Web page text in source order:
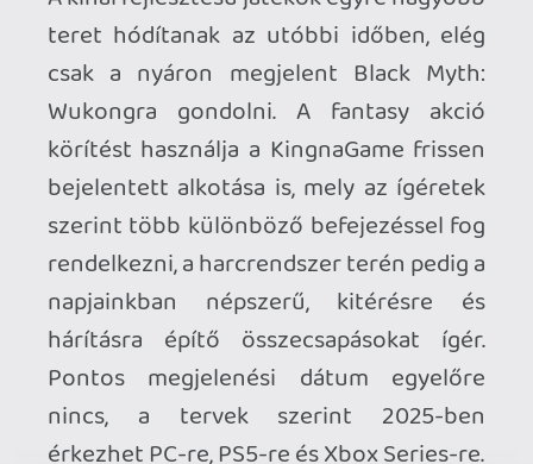
A Pocketpair részleteket közölt a
Palworld-perről.Ahogy arról korábban
beszámoltunk, a Nintendo és a Pokémon
Company keresetet nyújtottak be,
amiben szabadalomsértéssel vádolják a
Palworld fejlesztőjét. Nemrég a
Pocketpair állt elő és osztott meg
részleteket a keresettel kapcsolatban.
Ebben megemlítik, hogy a kereset alapja
3 szabadalom megsértése, valamint az
ezek, illetve a per benyújtása között
eltelt időszakban keletkezett károk
megtérítésén túl fejenként 5 millió jent
követelnek. A Pocketpair arra is felhívja a
figyelmet, hogy a Palworld januárban
jelent meg, a hivatkozott szabadalmakat